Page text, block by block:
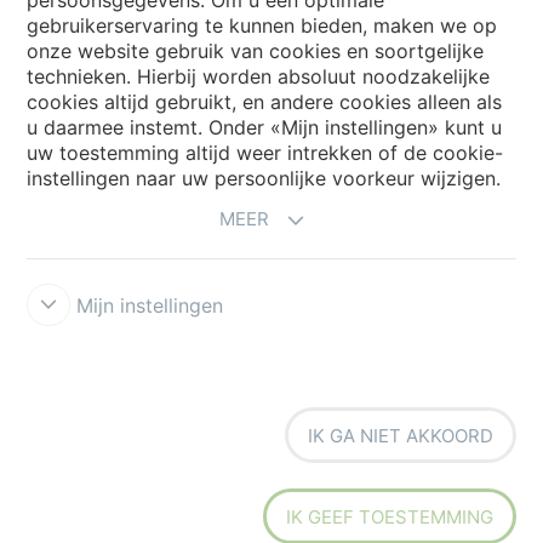
Forbo Movement Systems
Kies een land
Privacyverklaring Cookies Forbo
creating better environments
gebruikerservaring te kunnen bieden, maken we op
onze website gebruik van cookies en soortgelijke
technieken. Hierbij worden absoluut noodzakelijke
cookies altijd gebruikt, en andere cookies alleen als
u daarmee instemt. Onder «Mijn instellingen» kunt u
uw toestemming altijd weer intrekken of de cookie-
instellingen naar uw persoonlijke voorkeur wijzigen.
MEER
Mijn instellingen
IK GA NIET AKKOORD
IK GEEF TOESTEMMING